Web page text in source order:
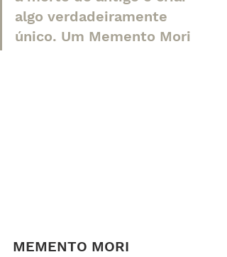
algo verdadeiramente
único. Um Memento Mori
MEMENTO MORI